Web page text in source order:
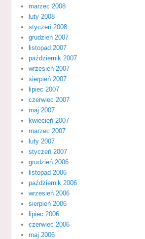
marzec 2008
luty 2008
styczeń 2008
grudzień 2007
listopad 2007
październik 2007
wrzesień 2007
sierpień 2007
lipiec 2007
czerwiec 2007
maj 2007
kwiecień 2007
marzec 2007
luty 2007
styczeń 2007
grudzień 2006
listopad 2006
październik 2006
wrzesień 2006
sierpień 2006
lipiec 2006
czerwiec 2006
maj 2006